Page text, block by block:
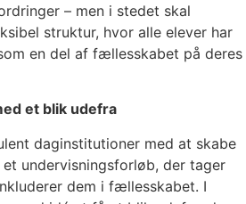
– men i stedet skal
struktur, hvor alle elever har
en del af fællesskabet på deres
et blik udefra
daginstitutioner med at skabe
undervisningsforløb, der tager
dem i fællesskabet. I